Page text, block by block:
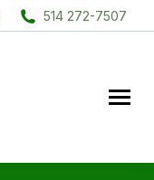
514 272-7507